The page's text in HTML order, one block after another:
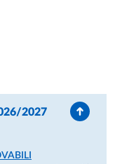
per le Pari
Nel 1998
(Torino). Dal
degli Studi di
2027